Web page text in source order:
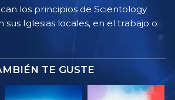
los principios de Scientology
sus Iglesias locales, en el trabajo o
TE GUSTE